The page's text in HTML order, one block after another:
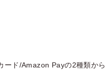
ード/Amazon Payの2種類から